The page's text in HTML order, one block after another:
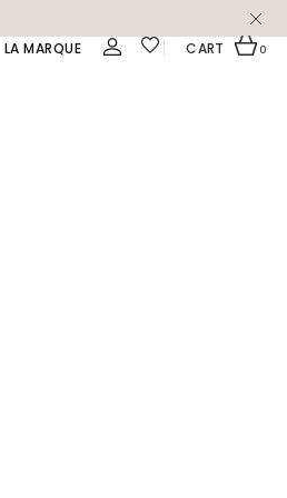
LA MARQUE CART 0